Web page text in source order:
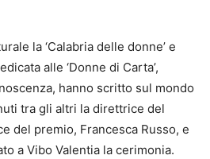
la ‘Calabria delle donne’ e
alle ‘Donne di Carta’,
hanno scritto sul mondo
tra gli altri la direttrice del
del premio, Francesca Russo, e
a Vibo Valentia la cerimonia.